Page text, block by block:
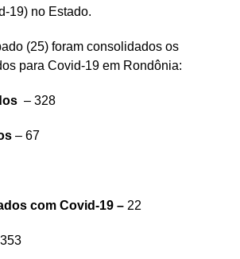
19) no Estado.
(25) foram consolidados os
para Covid-19 em Rondônia:
– 328
– 67
com Covid-19 – 22